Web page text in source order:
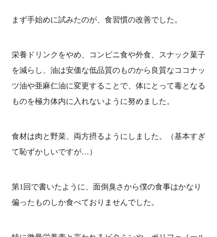
まず手始めに試みたのが、食習慣の改善でした。
栄養ドリンクをやめ、コンビニ食や外食、スナック菓子
を減らし、油は安価な低品質のものから良質なココナッ
ツ油や亜麻仁油に変更することで、体にとって毒となる
ものを極力体内に入れないように努めました。
食材は肉と野菜、両方摂るようにしました。（基本すぎ
て恥ずかしいですが…）
第1回で書いたように、面倒臭さから僕の食事はかなり
偏ったものしか食べておりませんでした。